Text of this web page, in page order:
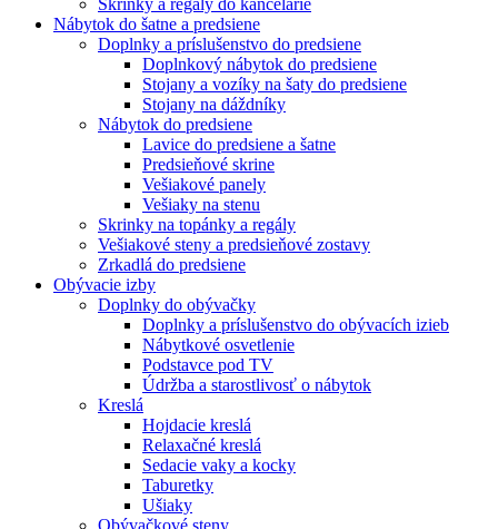
Nábytok do šatne a predsiene
Doplnky a príslušenstvo do predsiene
Doplnkový nábytok do predsiene
Stojany a vozíky na šaty do predsiene
Stojany na dáždníky
Nábytok do predsiene
Lavice do predsiene a šatne
Predsieňové skrine
Vešiakové panely
Vešiaky na stenu
Skrinky na topánky a regály
Vešiakové steny a predsieňové zostavy
Zrkadlá do predsiene
Obývacie izby
Doplnky do obývačky
Doplnky a príslušenstvo do obývacích izieb
Nábytkové osvetlenie
Podstavce pod TV
Údržba a starostlivosť o nábytok
Kreslá
Hojdacie kreslá
Relaxačné kreslá
Sedacie vaky a kocky
Taburetky
Ušiaky
Obývačkové steny